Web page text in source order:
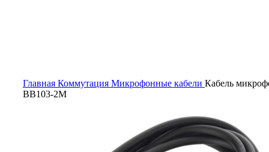
Главная Коммутация Микрофонные кабели Кабель
BB103-2M